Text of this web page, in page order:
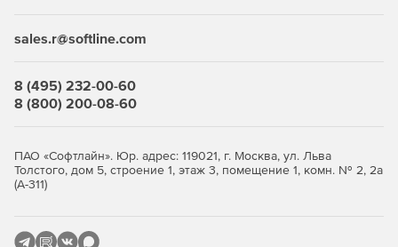
необходимости в воссоздании расчетов.
Выполнение расчетов с использованием стандартной
анализа, дифференциальных уравнений, логики,
линейной алгебры и пр.
sales.r@softline.com
8 (495) 232-00-60
8 (800) 200-08-60
ПАО «Софтлайн». Юр. адрес: 119021, г. Москва, ул. Льва
Толстого, дом 5, строение 1, этаж 3, помещение 1, комн. № 2, 2а
(А-311)